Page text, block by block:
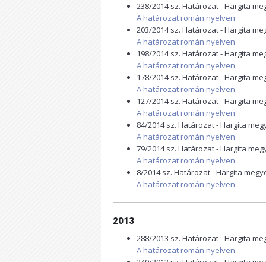
238/2014 sz. Határozat - Hargita
A határozat román nyelven
203/2014 sz. Határozat - Hargita
A határozat román nyelven
198/2014 sz. Határozat - Hargita
A határozat román nyelven
178/2014 sz. Határozat - Hargita
A határozat román nyelven
127/2014 sz. Határozat - Hargita
A határozat román nyelven
84/2014 sz. Határozat - Hargita
A határozat román nyelven
79/2014 sz. Határozat - Hargita
A határozat román nyelven
8/2014 sz. Határozat - Hargita
A határozat román nyelven
2013
288/2013 sz. Határozat - Hargita
A határozat román nyelven